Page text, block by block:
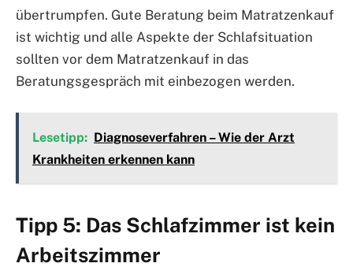
übertrumpfen. Gute Beratung beim Matratzenkauf
ist wichtig und alle Aspekte der Schlafsituation
sollten vor dem Matratzenkauf in das
Beratungsgespräch mit einbezogen werden.
Lesetipp: Diagnoseverfahren – Wie der Arzt
Krankheiten erkennen kann
Tipp 5: Das Schlafzimmer ist kein
Arbeitszimmer